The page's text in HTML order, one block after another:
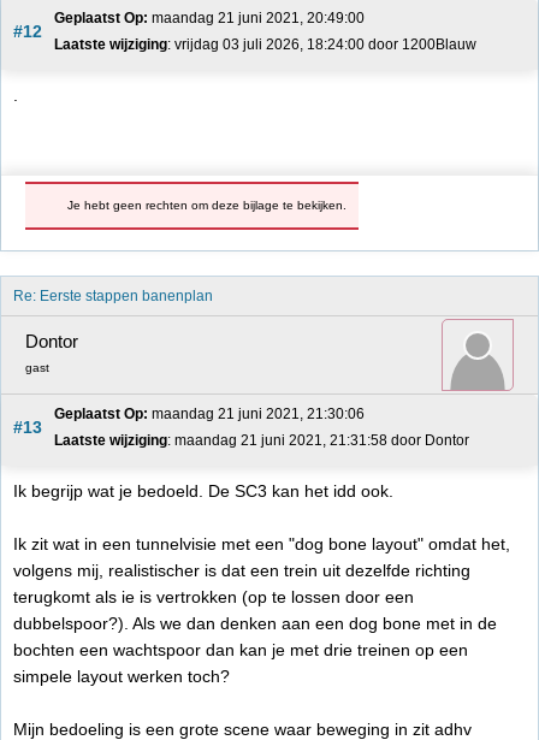
#12
Geplaatst Op: maandag 21 juni 2021, 20:49:00
Laatste wijziging: vrijdag 03 juli 2026, 18:24:00 door 1200Blauw
Je hebt geen rechten om deze bijlage te bekijken.
Re: Eerste stappen banenplan
Dontor
gast
#13
Geplaatst Op: maandag 21 juni 2021, 21:30:06
Laatste wijziging: maandag 21 juni 2021, 21:31:58 door Dontor
Ik begrijp wat je bedoeld. De SC3 kan het idd ook.
Ik zit wat in een tunnelvisie met een "dog bone layout" omdat het,
volgens mij, realistischer is dat een trein uit dezelfde richting
terugkomt als ie is vertrokken (op te lossen door een
dubbelspoor?). Als we dan denken aan een dog bone met in de
bochten een wachtspoor dan kan je met drie treinen op een
simpele layout werken toch?
Mijn bedoeling is een grote scene waar beweging in zit adhv